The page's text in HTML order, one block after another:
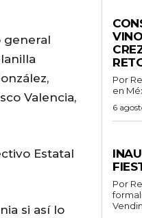
general
Valencia,
Estatal
si así lo
Por Redacción
en
6
Por Redacción